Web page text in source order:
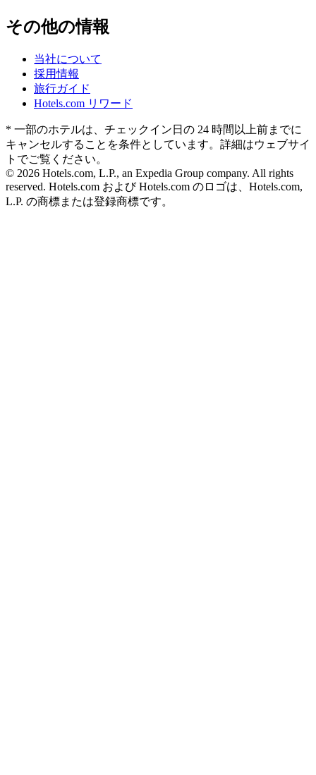
その他の情報
当社について
採用情報
旅行ガイド
Hotels.com リワード
* 一部のホテルは、チェックイン日の 24 時間以上前までに
キャンセルすることを条件としています。詳細はウェブサイ
トでご覧ください。
© 2026 Hotels.com, L.P., an Expedia Group company. All rights
reserved. Hotels.com および Hotels.com のロゴは、Hotels.com,
L.P. の商標または登録商標です。